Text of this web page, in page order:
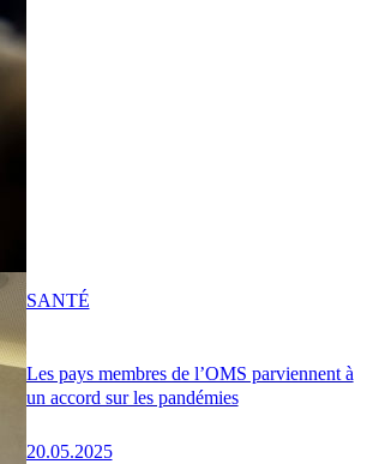
Les pays membres de l’OMS parviennent à
un accord sur les pandémies
20.05.2025
SANTÉ